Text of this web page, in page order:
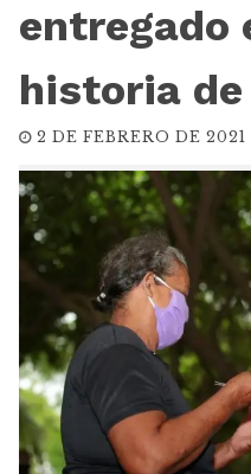
entregado
historia de
2 DE FEBRERO DE 2021